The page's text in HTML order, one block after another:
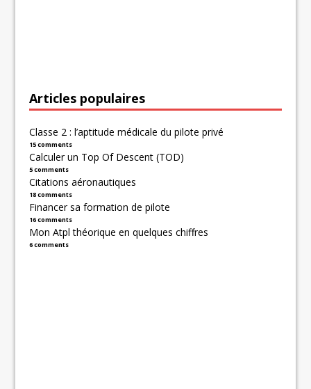
Articles populaires
Classe 2 : l’aptitude médicale du pilote privé
15 comments
Calculer un Top Of Descent (TOD)
5 comments
Citations aéronautiques
18 comments
Financer sa formation de pilote
16 comments
Mon Atpl théorique en quelques chiffres
6 comments